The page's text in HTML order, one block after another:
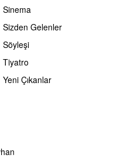
Sinema
Sizden Gelenler
Söyleşi
Tiyatro
Yeni Çıkanlar